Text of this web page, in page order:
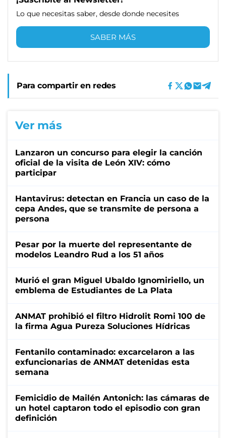
Lo que necesitas saber, desde donde necesites
SABER MÁS
Para compartir en redes
Ver más
Lanzaron un concurso para elegir la canción
oficial de la visita de León XIV: cómo
participar
Hantavirus: detectan en Francia un caso de la
cepa Andes, que se transmite de persona a
persona
Pesar por la muerte del representante de
modelos Leandro Rud a los 51 años
Murió el gran Miguel Ubaldo Ignomiriello, un
emblema de Estudiantes de La Plata
ANMAT prohibió el filtro Hidrolit Romi 100 de
la firma Agua Pureza Soluciones Hídricas
Fentanilo contaminado: excarcelaron a las
exfuncionarias de ANMAT detenidas esta
semana
Femicidio de Mailén Antonich: las cámaras de
un hotel captaron todo el episodio con gran
definición